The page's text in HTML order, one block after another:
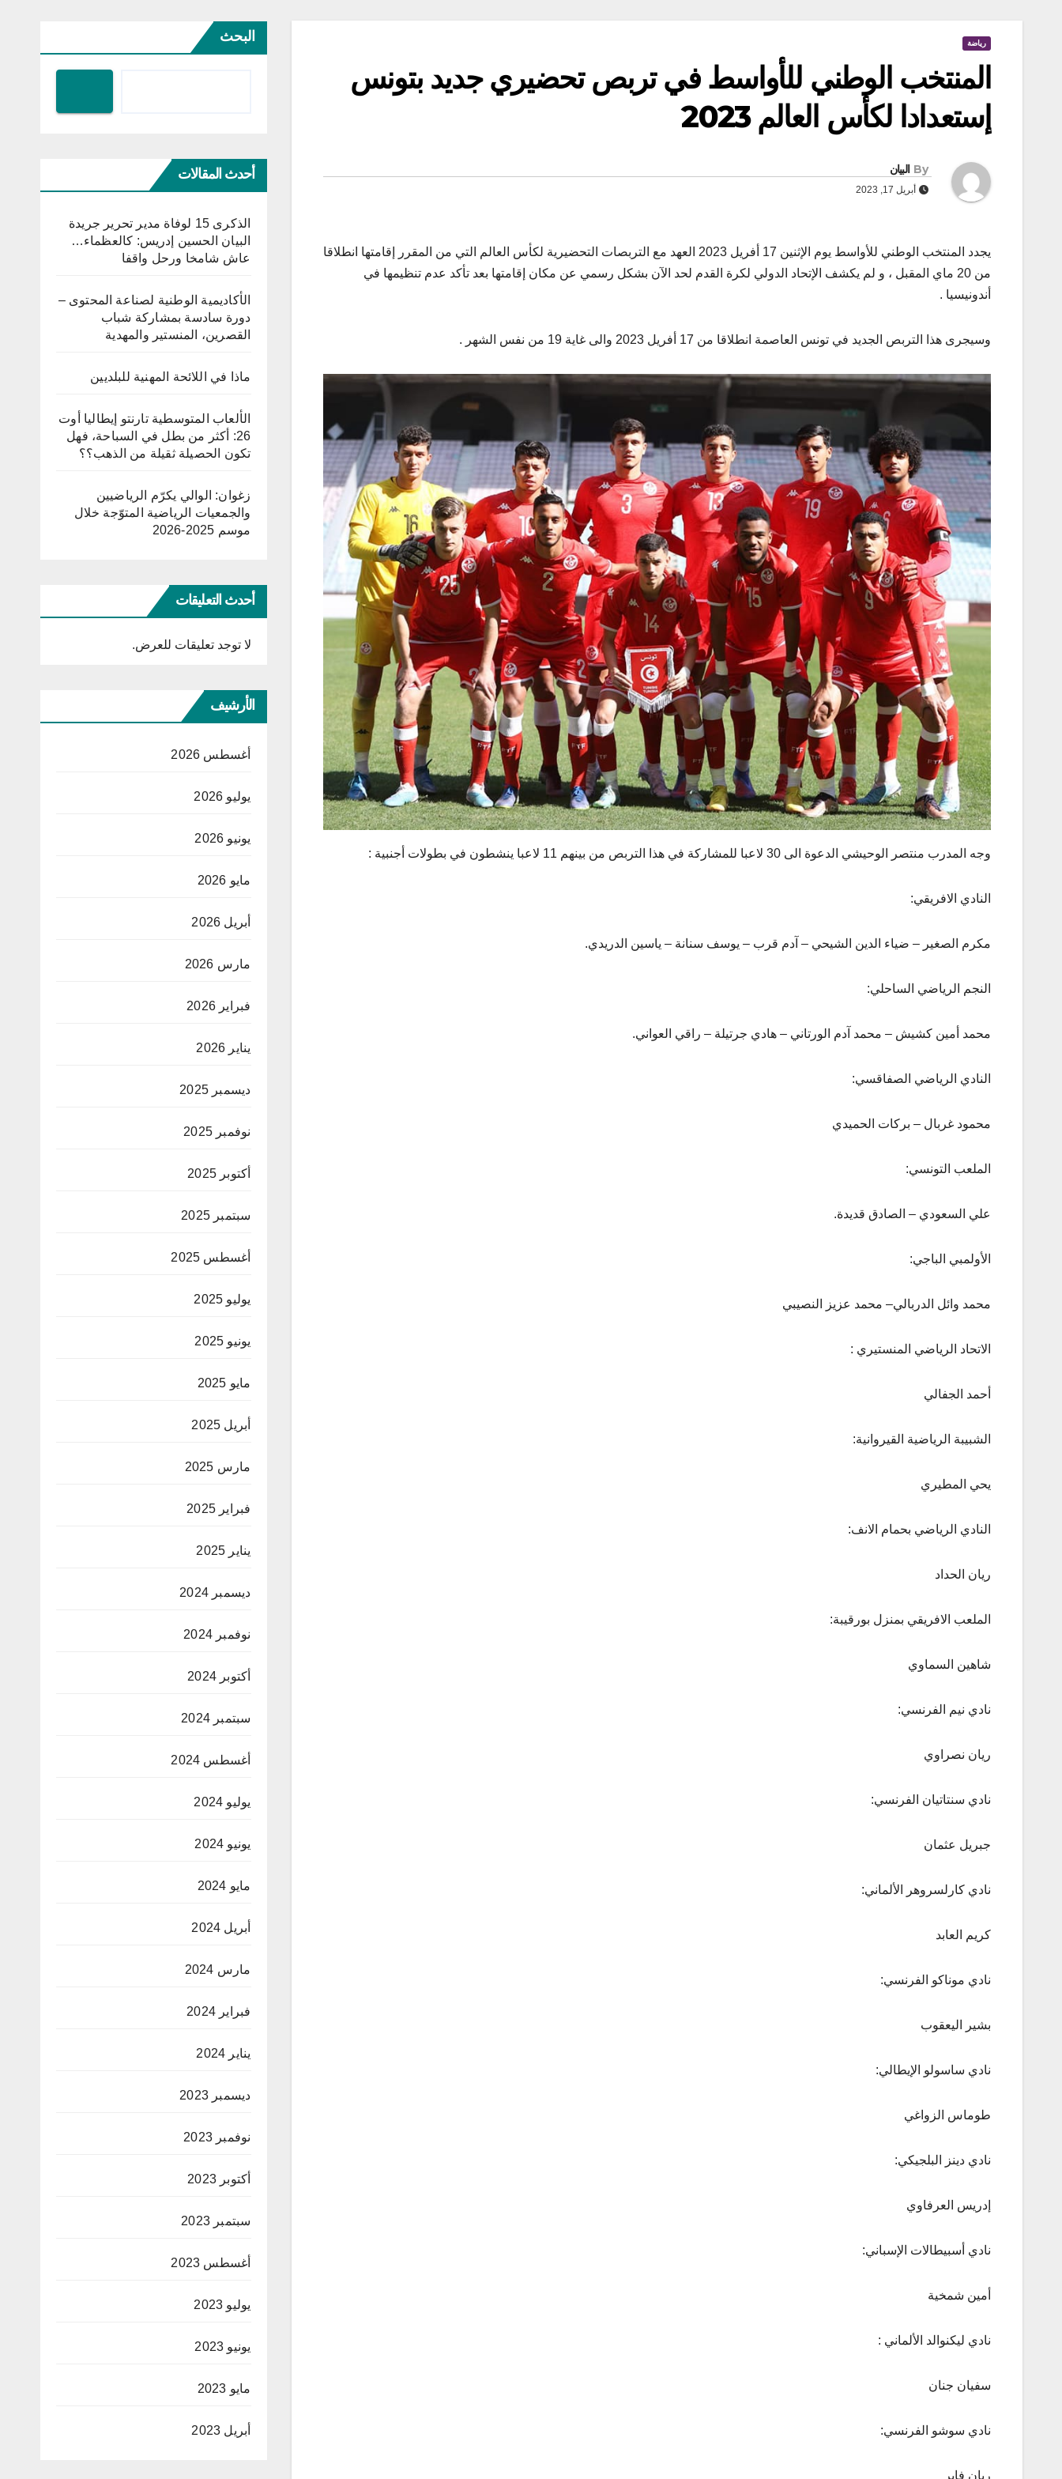
رياضة
المنتخب الوطني للأواسط في تربص تحضيري جديد بتونس
إستعدادا لكأس العالم 2023
By البيان
أبريل 17, 2023
يجدد المنتخب الوطني للأواسط يوم الإثنين 17 أفريل 2023 العهد مع التربصات التحضيرية لكأس العالم التي من المقرر إقامتها انطلاقا
من 20 ماي المقبل ، و لم يكشف الإتحاد الدولي لكرة القدم لحد الآن بشكل رسمي عن مكان إقامتها بعد تأكد عدم تنظيمها في
أندونيسيا .
وسيجرى هذا التربص الجديد في تونس العاصمة انطلاقا من 17 أفريل 2023 والى غاية 19 من نفس الشهر .
وجه المدرب منتصر الوحيشي الدعوة الى 30 لاعبا للمشاركة في هذا التربص من بينهم 11 لاعبا ينشطون في بطولات أجنبية :
النادي الافريقي:
مكرم الصغير – ضياء الدين الشيحي – آدم قرب – يوسف سنانة – ياسين الدريدي.
النجم الرياضي الساحلي:
محمد أمين كشيش – محمد آدم الورتاني – هادي جرتيلة – راقي العواني.
النادي الرياضي الصفاقسي:
محمود غربال – بركات الحميدي
الملعب التونسي:
علي السعودي – الصادق قديدة.
الأولمبي الباجي:
محمد وائل الدربالي– محمد عزيز النصيبي
الاتحاد الرياضي المنستيري :
أحمد الجفالي
الشبيبة الرياضية القيروانية:
يحي المطيري
النادي الرياضي بحمام الانف:
ريان الحداد
الملعب الافريقي بمنزل بورقيبة:
شاهين السماوي
نادي نيم الفرنسي:
ريان نصراوي
نادي سنتاتيان الفرنسي:
جبريل عثمان
نادي كارلسروهر الألماني:
كريم العابد
نادي موناكو الفرنسي:
بشير اليعقوب
نادي ساسولو الإيطالي:
طوماس الزواغي
نادي دينز البلجيكي:
إدريس العرفاوي
نادي أسبيطالات الإسباني:
أمين شمخية
نادي ليكنوالد الألماني :
سفيان جنان
نادي سوشو الفرنسي:
ريان فابر
البحث
أحدث المقالات
الذكرى 15 لوفاة مدير تحرير جريدة
البيان الحسين إدريس: كالعظماء…
عاش شامخا ورحل واقفا
الأكاديمية الوطنية لصناعة المحتوى –
دورة سادسة بمشاركة شباب
القصرين، المنستير والمهدية
ماذا في اللائحة المهنية للبلديين
الألعاب المتوسطية تارنتو إيطاليا أوت
26: أكثر من بطل في السباحة، فهل
تكون الحصيلة ثقيلة من الذهب؟؟
زغوان: الوالي يكرّم الرياضيين
والجمعيات الرياضية المتوّجة خلال
موسم 2025-2026
أحدث التعليقات
لا توجد تعليقات للعرض.
الأرشيف
أغسطس 2026
يوليو 2026
يونيو 2026
مايو 2026
أبريل 2026
مارس 2026
فبراير 2026
يناير 2026
ديسمبر 2025
نوفمبر 2025
أكتوبر 2025
سبتمبر 2025
أغسطس 2025
يوليو 2025
يونيو 2025
مايو 2025
أبريل 2025
مارس 2025
فبراير 2025
يناير 2025
ديسمبر 2024
نوفمبر 2024
أكتوبر 2024
سبتمبر 2024
أغسطس 2024
يوليو 2024
يونيو 2024
مايو 2024
أبريل 2024
مارس 2024
فبراير 2024
يناير 2024
ديسمبر 2023
نوفمبر 2023
أكتوبر 2023
سبتمبر 2023
أغسطس 2023
يوليو 2023
يونيو 2023
مايو 2023
أبريل 2023